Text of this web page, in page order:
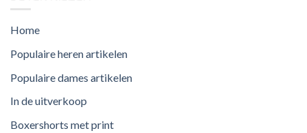
Home
Populaire heren artikelen
Populaire dames artikelen
In de uitverkoop
Boxershorts met print